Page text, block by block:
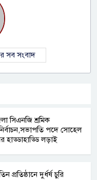
সব সংবাদ
সিএনজি শ্রমিক
পদে সোহেল
লড়াই
প্রতিষ্ঠানে দুর্ধর্ষ চুরি